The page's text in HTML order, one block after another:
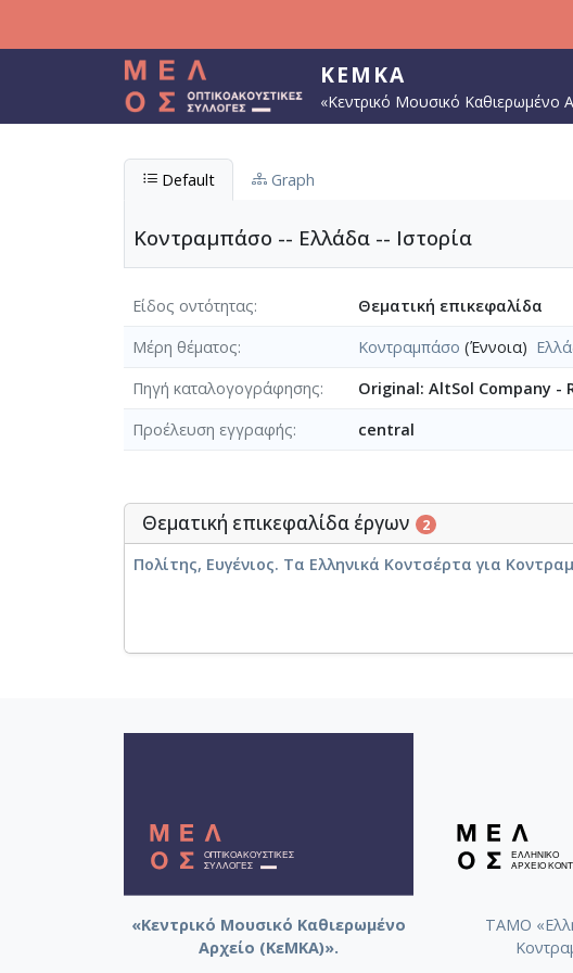
ΚΕΜΚΑ
«Κεντρικό Μουσικό Καθιερωμένο
Default Graph
Κοντραμπάσο -- Ελλάδα -- Ιστορία
Είδος οντότητας
Θεματική επικεφαλίδα
Μέρη θέματος
Κοντραμπάσο (Έννοια)
Πηγή καταλογογράφησης
Original: AltSol Company -
Προέλευση εγγραφής
central
Θεματική επικεφαλίδα έργων 2
Πολίτης, Ευγένιος. Τα Ελληνικά Κοντσέρτα για
«Κεντρικό Μουσικό Καθιερωμένο
Αρχείο (ΚεΜΚΑ)».
ΤΑΜΟ